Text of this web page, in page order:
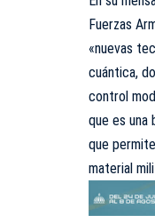
Fuerzas
«nuevas
cuántica,
control
que es una
que
material